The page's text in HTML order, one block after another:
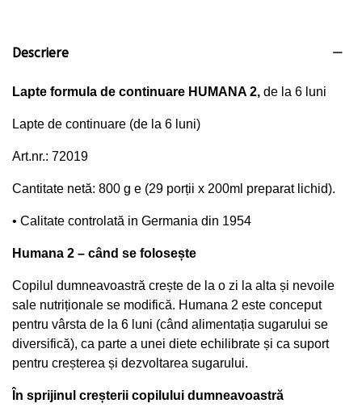
Descriere
Lapte formula de continuare HUMANA 2, de la 6 luni
Lapte de continuare (de la 6 luni)
Art.nr.: 72019
Cantitate netă: 800 g e (29 porții x 200ml preparat lichid).
• Calitate controlată in Germania din 1954
Humana 2 – când se folosește
Copilul dumneavoastră crește de la o zi la alta și nevoile
sale nutriționale se modifică. Humana 2 este conceput
pentru vârsta de la 6 luni (când alimentația sugarului se
diversifică), ca parte a unei diete echilibrate și ca suport
pentru creșterea și dezvoltarea sugarului.
În sprijinul creșterii copilului dumneavoastră